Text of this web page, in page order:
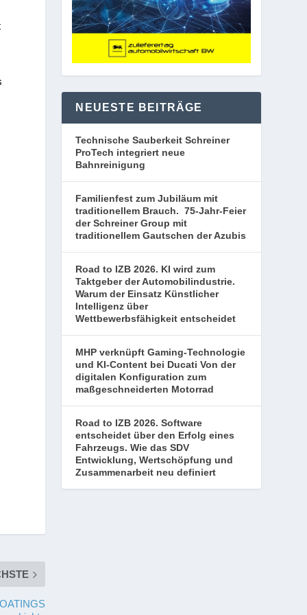
NEUESTE BEITRÄGE
Technische Sauberkeit Schreiner
ProTech integriert neue
Bahnreinigung
Familienfest zum Jubiläum mit
traditionellem Brauch. 75-Jahr-Feier
der Schreiner Group mit
traditionellem Gautschen der Azubis
Road to IZB 2026. KI wird zum
Taktgeber der Automobilindustrie.
Warum der Einsatz Künstlicher
Intelligenz über
Wettbewerbsfähigkeit entscheidet
MHP verknüpft Gaming-Technologie
und KI-Content bei Ducati Von der
digitalen Konfiguration zum
maßgeschneiderten Motorrad
Road to IZB 2026. Software
entscheidet über den Erfolg eines
Fahrzeugs. Wie das SDV
Entwicklung, Wertschöpfung und
Zusammenarbeit neu definiert